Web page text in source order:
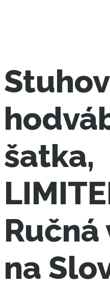
šatka,
na